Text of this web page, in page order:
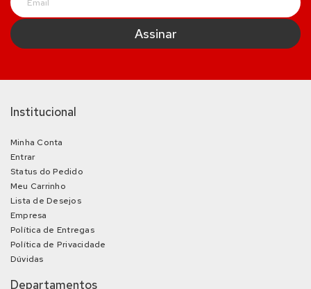
Institucional
Minha Conta
Entrar
Status do Pedido
Meu Carrinho
Lista de Desejos
Empresa
Política de Entregas
Política de Privacidade
Dúvidas
Departamentos